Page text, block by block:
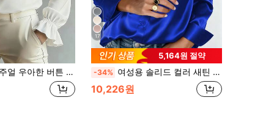
긴팔 셔츠, 주름 장식/프릴 매듭 디테일 화이트 봄 솔리드 컬러
17
5,164원 절약
-34% 여성용 솔리드 컬러 새틴 셔츠, 라펠 버튼 프론트 비즈니스 캐주얼 블라우스, 우아한 출퇴근 및 일상 착용, 사계절 착용 가능
10,226원